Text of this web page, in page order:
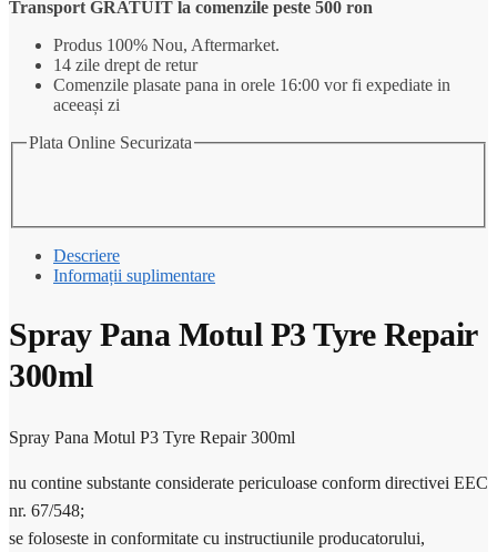
Transport GRATUIT la comenzile peste 500 ron
Produs 100% Nou, Aftermarket.
14 zile drept de retur
Comenzile plasate pana in orele 16:00 vor fi expediate in
aceeași zi
Plata Online Securizata
Descriere
Informații suplimentare
Spray Pana Motul P3 Tyre Repair
300ml
Spray Pana Motul P3 Tyre Repair 300ml
nu contine substante considerate periculoase conform directivei EEC
nr. 67/548;
se foloseste in conformitate cu instructiunile producatorului,